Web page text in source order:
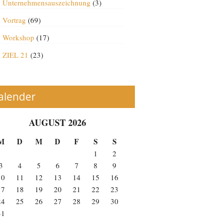
Unternehmensauszeichnung (3)
Vortrag (69)
Workshop (17)
ZIEL 21 (23)
AUGUST 2026
D M D F S S
1
2
4 5 6 7 8
9
11 12 13 14 15
16
18 19 20 21 22
23
25 26 27 28 29
30